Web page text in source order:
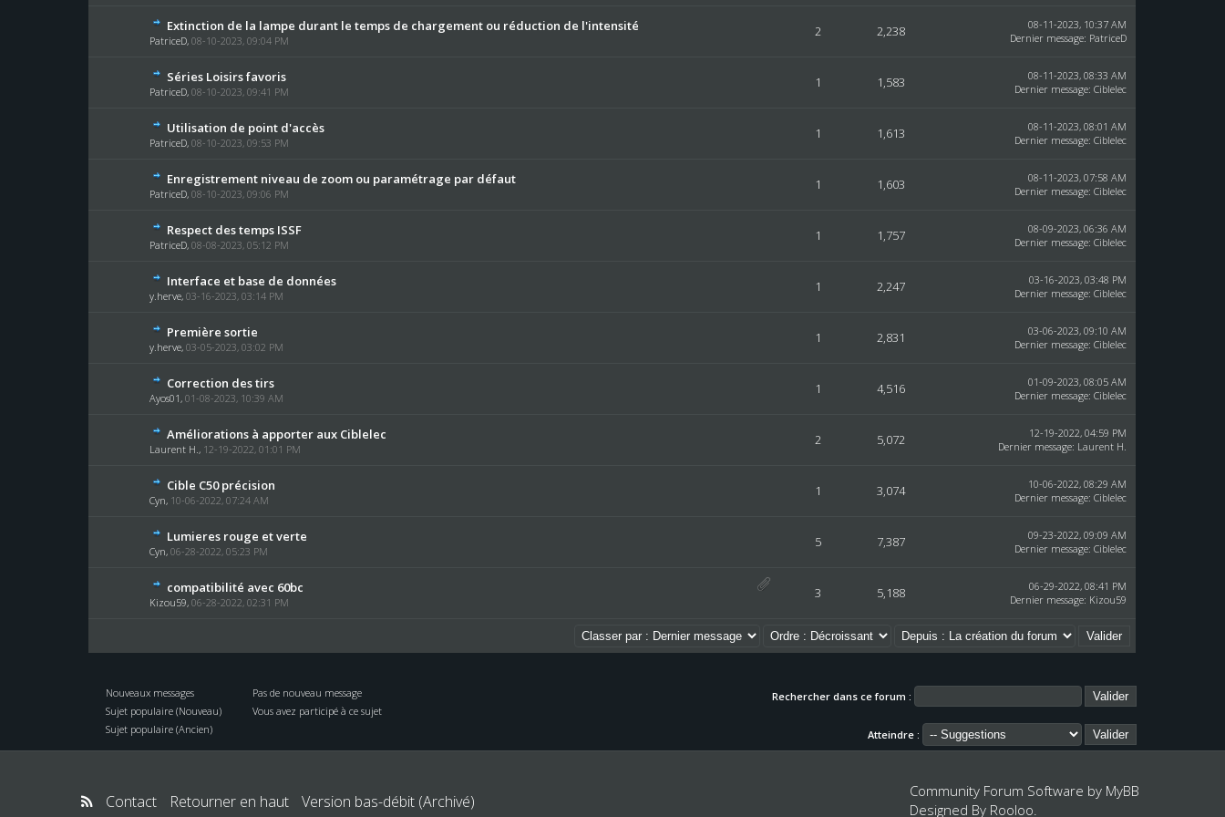
Extinction de la lampe durant le temps de chargement ou réduction de l'intensité
PatriceD,08-10-2023, 09:04 PM
2 2,238
08-11-2023, 10:37 AM
Dernier message: PatriceD
Séries Loisirs favoris
PatriceD,08-10-2023, 09:41 PM
1 1,583
08-11-2023, 08:33 AM
Dernier message:Ciblelec
Utilisation de point d'accès
PatriceD,08-10-2023, 09:53 PM
1 1,613
08-11-2023, 08:01 AM
Dernier message:Ciblelec
Enregistrement niveau de zoom ou paramétrage par défaut
PatriceD,08-10-2023, 09:06 PM
1 1,603
08-11-2023, 07:58 AM
Dernier message:Ciblelec
Respect des temps ISSF
PatriceD,08-08-2023, 05:12 PM
1 1,757
08-09-2023, 06:36 AM
Dernier message:Ciblelec
Interface et base de données
y.herve,03-16-2023, 03:14 PM
1 2,247
03-16-2023, 03:48 PM
Dernier message:Ciblelec
Première sortie
y.herve,03-05-2023, 03:02 PM
1 2,831
03-06-2023, 09:10 AM
Dernier message:Ciblelec
Correction des tirs
Ayos01,01-08-2023, 10:39 AM
1 4,516
01-09-2023, 08:05 AM
Dernier message:Ciblelec
Améliorations à apporter aux Ciblelec
Laurent H., 12-19-2022, 01:01 PM
2 5,072
12-19-2022, 04:59 PM
Dernier message: Laurent H.
Cible C50 précision
Cyn, 10-06-2022, 07:24 AM
1 3,074
10-06-2022, 08:29 AM
Dernier message:Ciblelec
Lumieres rouge et verte
Cyn,06-28-2022, 05:23 PM
5 7,387
09-23-2022, 09:09 AM
Dernier message:Ciblelec
compatibilité avec 60bc
Kizou59,06-28-2022, 02:31 PM
3 5,188
06-29-2022, 08:41 PM
Dernier message: Kizou59
Nouveaux messages
Sujet populaire (Nouveau)
Sujet populaire (Ancien)
Pas de nouveau message
Vous avez participé à ce sujet
Rechercher dans ce forum :
Atteindre :
Contact Retourner en haut Version bas-débit (Archivé)
Community Forum Software by MyBB
Designed By Rooloo.